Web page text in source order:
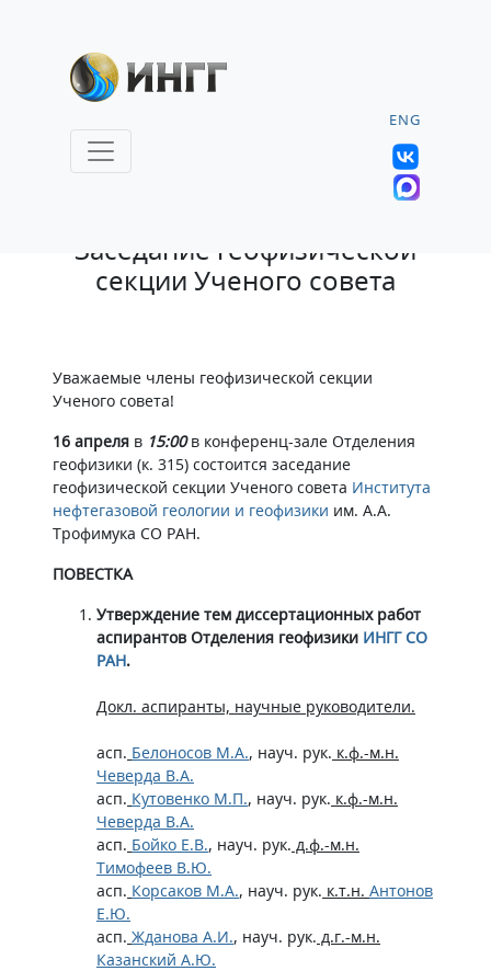
ENG
Заседание геофизической
секции Ученого совета
Уважаемые члены геофизической секции
Ученого совета!
16 апреля в 15:00 в конференц-зале Отделения
геофизики (к. 315) состоится заседание
геофизической секции Ученого совета Института
нефтегазовой геологии и геофизики им. А.А.
Трофимука СО РАН.
ПОВЕСТКА
Утверждение тем диссертационных работ
аспирантов Отделения геофизики ИНГГ СО
РАН.
Докл. аспиранты, научные руководители.
асп. Белоносов М.А., науч. рук. к.ф.-м.н.
Чеверда В.А.
асп. Кутовенко М.П., науч. рук. к.ф.-м.н.
Чеверда В.А.
асп. Бойко Е.В., науч. рук. д.ф.-м.н.
Тимофеев В.Ю.
асп. Корсаков М.А., науч. рук. к.т.н. Антонов
Е.Ю.
асп. Жданова А.И., науч. рук. д.г.-м.н.
Казанский А.Ю.